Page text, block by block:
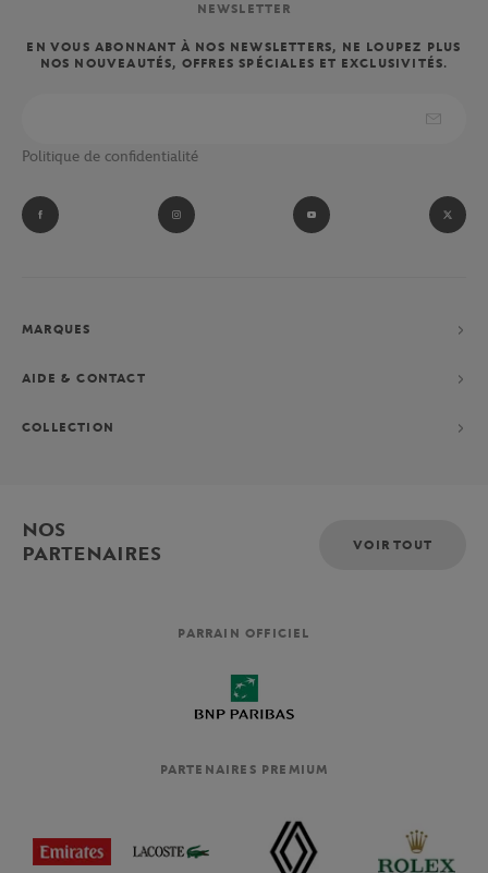
NEWSLETTER
EN VOUS ABONNANT À NOS NEWSLETTERS, NE LOUPEZ PLUS
NOS NOUVEAUTÉS, OFFRES SPÉCIALES ET EXCLUSIVITÉS.
Politique de confidentialité
MARQUES
AIDE & CONTACT
COLLECTION
NOS
PARTENAIRES
VOIR TOUT
PARRAIN OFFICIEL
PARTENAIRES PREMIUM